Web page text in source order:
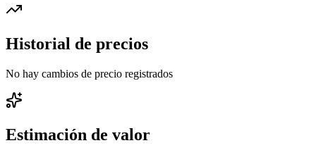
Historial de precios
No hay cambios de precio registrados
Estimación de valor